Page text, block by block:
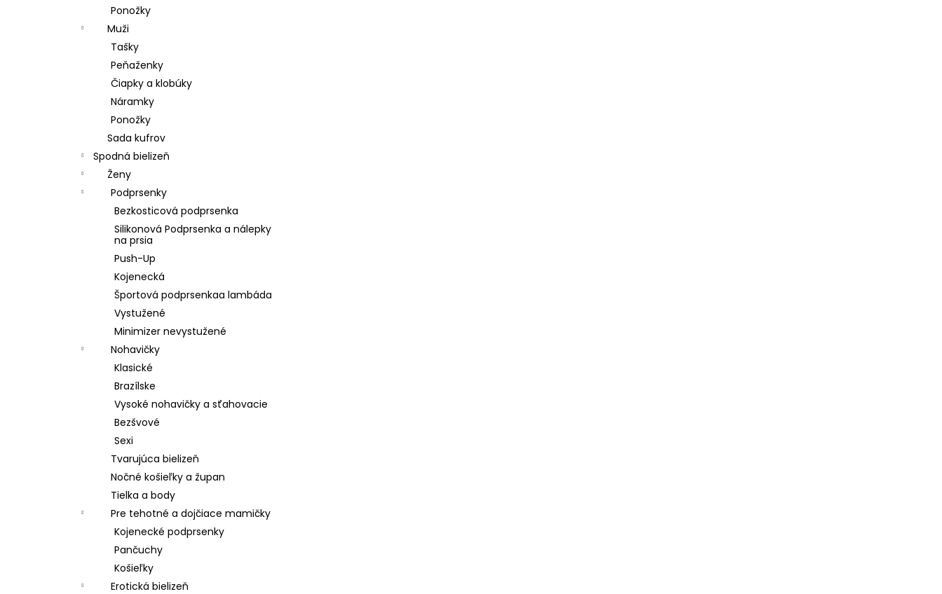
Ponožky
Muži
Tašky
Peňaženky
Čiapky a klobúky
Náramky
Ponožky
Sada kufrov
Spodná bielizeň
Ženy
Podprsenky
Bezkosticová podprsenka
Silikonová Podprsenka a nálepky
na prsia
Push-Up
Kojenecká
Športová podprsenkaa lambáda
Vystužené
Minimizer nevystužené
Nohavičky
Klasické
Brazílske
Vysoké nohavičky a sťahovacie
Bezšvové
Sexi
Tvarujúca bielizeň
Nočné košieľky a župan
Tielka a body
Pre tehotné a dojčiace mamičky
Kojenecké podprsenky
Pančuchy
Košieľky
Erotická bielizeň